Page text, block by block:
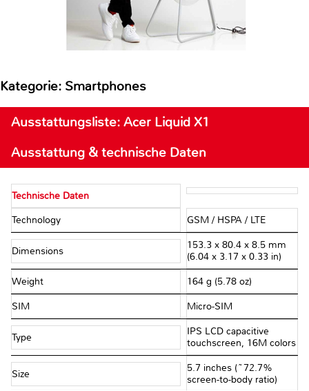
Kategorie: Smartphones
Ausstattungsliste: Acer Liquid X1
Ausstattung & technische Daten
Technische Daten
Technology GSM / HSPA / LTE
Dimensions
153.3 x 80.4 x 8.5 mm
(6.04 x 3.17 x 0.33 in)
Weight 164 g (5.78 oz)
SIM Micro-SIM
Type
IPS LCD capacitive
touchscreen, 16M colors
Size
5.7 inches (~72.7%
screen-to-body ratio)